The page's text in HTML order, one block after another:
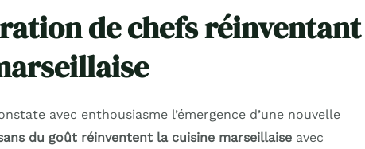
de chefs réinventant
avec enthousiasme l’émergence d’une nouvelle
du goût réinventent la cuisine marseillaiseavec